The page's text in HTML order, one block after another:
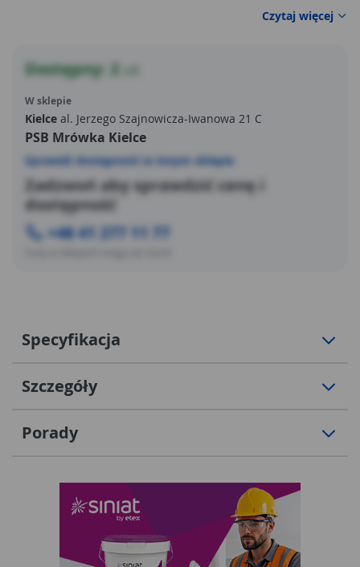
Czytaj więcej
Dostępny: 2
W sklepie
Kielce al. Jerzego Szajnowicza-Iwanowa 21 C
PSB Mrówka Kielce
Sprawdź dostępność w innym sklepie
Zadzwoń aby sprawdzić cenę i
dostępność
+48 41 277 11 77
Specyfikacja
Szczegóły
Porady